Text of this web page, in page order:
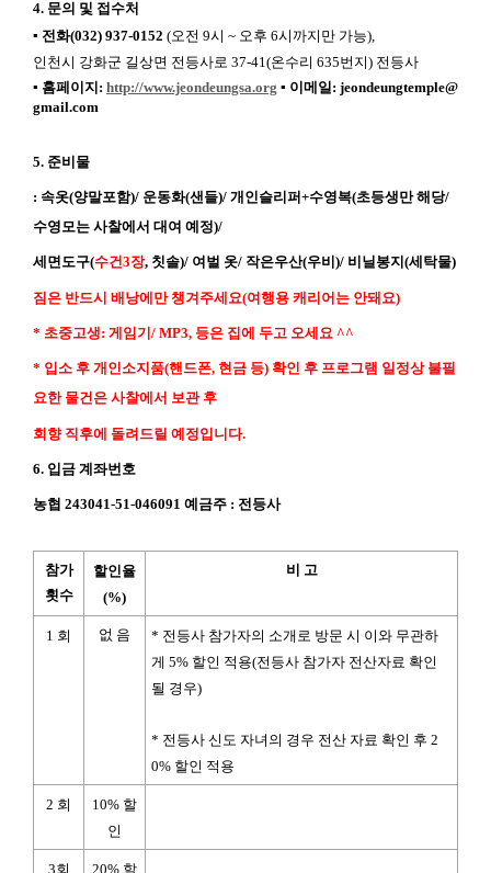
4. 문의 및 접수처
▪ 전화(032) 937-0152 (오전 9시 ~ 오후 6시까지만 가능),
인천시 강화군 길상면 전등사로 37-41(온수리 635번지) 전등사
▪ 홈페이지 : http://www.jeondeungsa.org ▪ 이메일: jeondeungtemple@
gmail.com
5. 준비물
: 속옷(양말포함)/ 운동화(샌들)/ 개인슬리퍼 +수영복(초등생만 해당/
수영모는 사찰에서 대여 예정)/
세면도구(수건3장, 칫솔)/ 여벌 옷/ 작은우산(우비 )/ 비닐봉지 (세탁물)
짐은 반드시 배낭에만 챙겨주세요(여행용 캐리어는 안돼요)
* 초중고생: 게임기 / MP3, 등은 집에 두고 오세요 ^^
* 입소 후 개인소지품(핸드폰, 현금 등) 확인 후 프로그램 일정상 불필
요한 물건은 사찰에서 보관 후
회향 직후에 돌려드릴 예정입니다.
6. 입금 계좌번호
농협 243041-51-046091 예금주 : 전등사
참가
횟수
할인율
(%)
비 고
1 회 없 음 * 전등사 참가자의 소개로 방문 시 이와 무관하
게5% 할인 적용(전등사 참가자 전산자료 확인
될 경우)
* 전등사 신도 자녀의 경우 전산 자료 확인 후2
0% 할인 적용
2 회 10% 할
인
3회
20% 할